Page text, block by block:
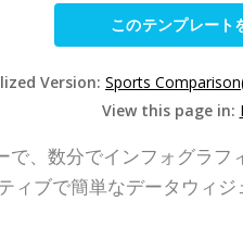
このテンプレート
Version: Sports
View this page in:
、数分でインフォグラ
ィブで簡単なデータウィ